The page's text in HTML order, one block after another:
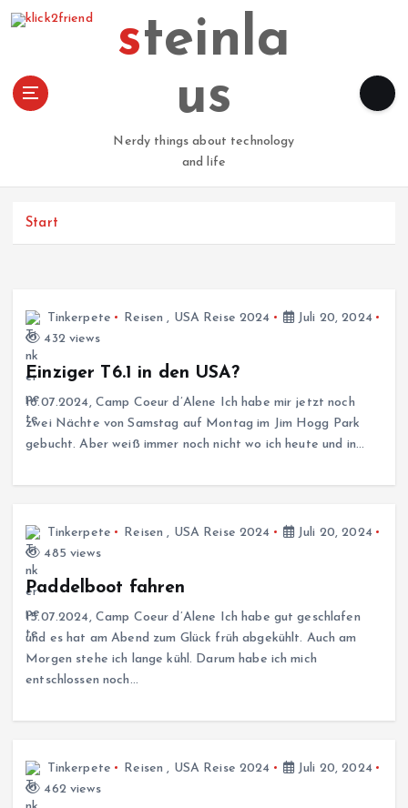
steinla
us
Nerdy things about technology
and life
Start
Tinkerpete Reisen , USA Reise 2024
Juli 20, 2024
432 views
Einziger T6.1 in den USA?
16.07.2024, Camp Coeur d’Alene Ich habe mir jetzt noch
zwei Nächte von Samstag auf Montag im Jim Hogg Park
gebucht. Aber weiß immer noch nicht wo ich heute und in…
Tinkerpete Reisen , USA Reise 2024
Juli 20, 2024
485 views
Paddelboot fahren
15.07.2024, Camp Coeur d’Alene Ich habe gut geschlafen
und es hat am Abend zum Glück früh abgekühlt. Auch am
Morgen stehe ich lange kühl. Darum habe ich mich
entschlossen noch…
Tinkerpete Reisen , USA Reise 2024
Juli 20, 2024
462 views